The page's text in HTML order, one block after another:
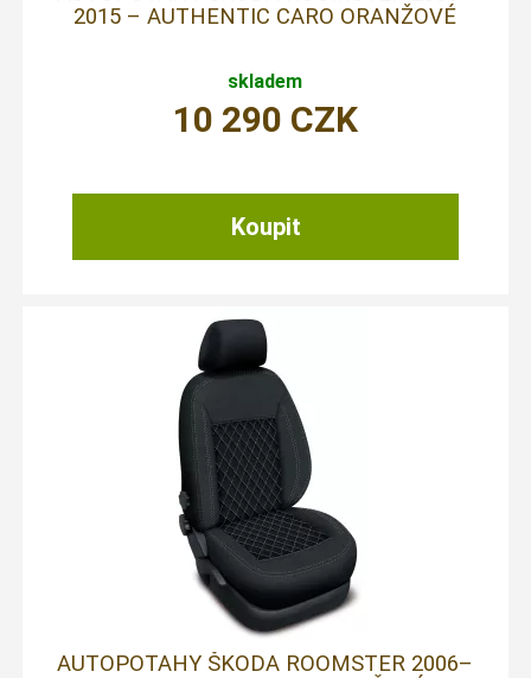
2015 – AUTHENTIC CARO ORANŽOVÉ
skladem
10 290 CZK
AUTOPOTAHY ŠKODA ROOMSTER 2006–